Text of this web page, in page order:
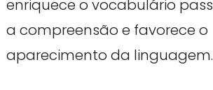
enriquece o vocabulário
a compreensão e favorece o
aparecimento da linguagem.